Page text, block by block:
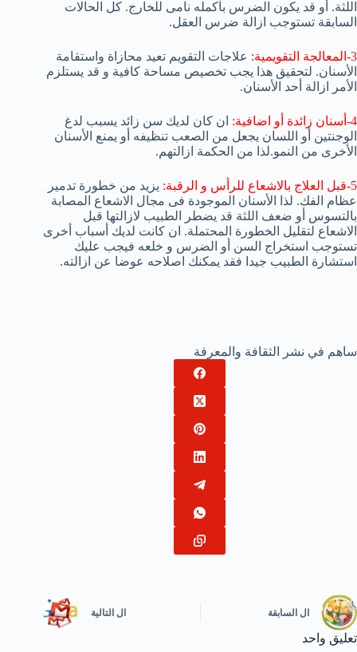
اللثة. أو قد يكون الضرس بأكمله نامى للخارج. كل الحالات
السابقة تستوجب ازالة ضرس العقل.
3-المعالجة التقويمية:
علاجات التقويم تعيد محازاة واستقامة
الأسنان. لتحقيق هذا يجب تخصيص مساحة كافية و قد يستلزم
الأمر ازالة أحد الأسنان.
4-أسنان زائدة أو اضافية:
ان كان لديك سن زائد يسبب لدغ
الوجنتين أو اللسان يجعل من الصعب تنظيفه أو يمنع الأسنان
الأخرى من النمو.لذا من الحكمة ازالتهم.
5-قبل العلاج بالاشعاع للرأس و الرقبة:
يزيد من خطورة تدمير
عظام الفك. لذا الأسنان الموجودة فى مجال الاشعاع المصابة
بالتسوس أو ضعف اللثة قد يضطر الطبيب لازالتها قبل
الاشعاع لتقليل الخطورة المحتملة. ان كانت لديك أسباب أخرى
تستوجب استخراج السن أو الضرس و خلعه فيجب عليك
استشارة الطبيب جيدا فقد يمكنك اصلاحه عوضا عن ازالته.
ساهم في نشر الثقافة والمعرفة
ال السابقة ال التالية
تعليق واحد